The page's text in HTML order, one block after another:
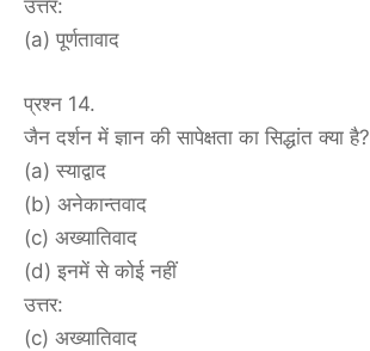
उत्तर:
(a) पूर्णतावाद
प्रश्न 14.
जैन दर्शन में ज्ञान की सापेक्षता का सिद्धांत क्या है?
(a) स्याद्वाद
(b) अनेकान्तवाद
(c) अख्यातिवाद
(d) इनमें से कोई नहीं
उत्तर:
(c) अख्यातिवाद